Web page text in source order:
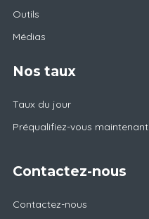
Outils
Médias
Nos taux
Taux du jour
Préqualifiez-vous maintenant
Contactez-nous
Contactez-nous